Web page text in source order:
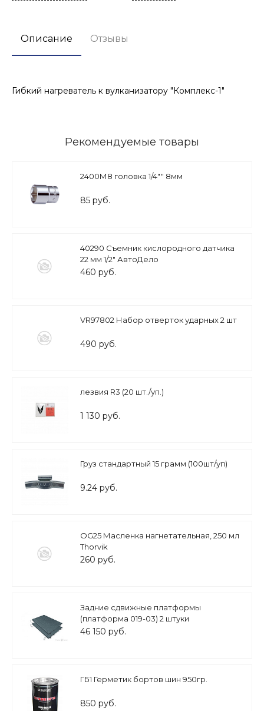
Описание Отзывы
Гибкий нагреватель к вулканизатору "Комплекс-1"
Рекомендуемые товары
2400М8 головка 1/4"" 8мм
85 руб.
40290 Съемник кислородного датчика
22 мм 1/2" АвтоДело
460 руб.
VR97802 Набор отверток ударных 2 шт
490 руб.
лезвия R3 (20 шт./уп.)
1 130 руб.
Груз стандартный 15 грамм (100шт/уп)
9.24 руб.
OG25 Масленка нагнетательная, 250 мл
Thorvik
260 руб.
Задние сдвижные платформы
(платформа 019-03) 2 штуки
46 150 руб.
ГБ1 Герметик бортов шин 950гр.
850 руб.